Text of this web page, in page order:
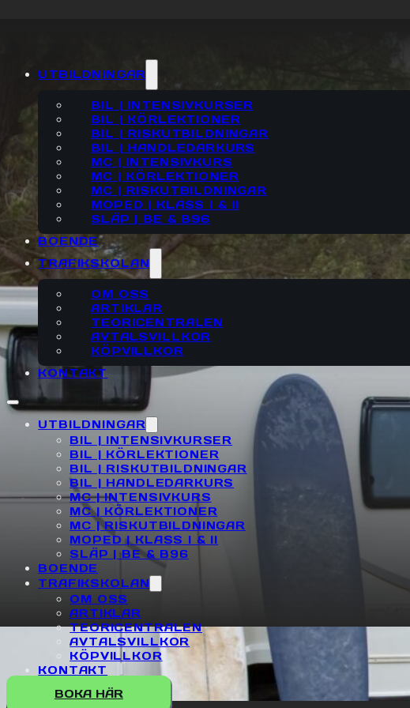
UTBILDNINGAR
BIL | INTENSIVKURSER
BIL | KÖRLEKTIONER
BIL | RISKUTBILDNINGAR
BIL | HANDLEDARKURS
MC | INTENSIVKURS
MC | KÖRLEKTIONER
MC | RISKUTBILDNINGAR
MOPED | KLASS I & II
SLÄP | BE & B96
BOENDE
TRAFIKSKOLAN
OM OSS
ARTIKLAR
TEORICENTRALEN
AVTALSVILLKOR
KÖPVILLKOR
KONTAKT
UTBILDNINGAR
BIL | INTENSIVKURSER
BIL | KÖRLEKTIONER
BIL | RISKUTBILDNINGAR
BIL | HANDLEDARKURS
MC | INTENSIVKURS
MC | KÖRLEKTIONER
MC | RISKUTBILDNINGAR
MOPED | KLASS I & II
SLÄP | BE & B96
BOENDE
TRAFIKSKOLAN
OM OSS
ARTIKLAR
TEORICENTRALEN
AVTALSVILLKOR
KÖPVILLKOR
KONTAKT
BOKA HÄR
KÖRA